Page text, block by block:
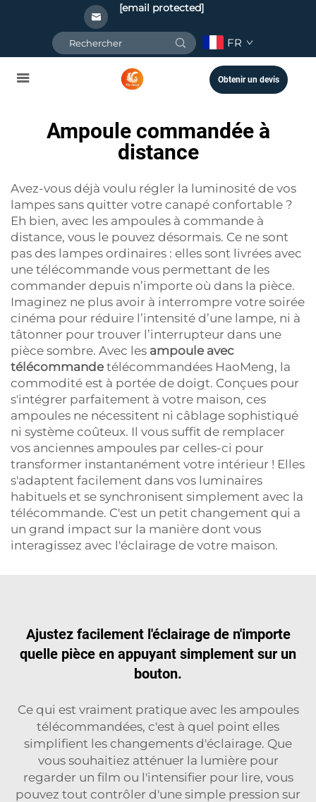
[email protected]
FR
Obtenir un devis
Ampoule commandée à
distance
Avez-vous déjà voulu régler la luminosité de vos
lampes sans quitter votre canapé confortable ?
Eh bien, avec les ampoules à commande à
distance, vous le pouvez désormais. Ce ne sont
pas des lampes ordinaires : elles sont livrées avec
une télécommande vous permettant de les
commander depuis n’importe où dans la pièce.
Imaginez ne plus avoir à interrompre votre soirée
cinéma pour réduire l’intensité d’une lampe, ni à
tâtonner pour trouver l’interrupteur dans une
pièce sombre. Avec les ampoule avec
télécommande télécommandées HaoMeng, la
commodité est à portée de doigt. Conçues pour
s'intégrer parfaitement à votre maison, ces
ampoules ne nécessitent ni câblage sophistiqué
ni système coûteux. Il vous suffit de remplacer
vos anciennes ampoules par celles-ci pour
transformer instantanément votre intérieur ! Elles
s'adaptent facilement dans vos luminaires
habituels et se synchronisent simplement avec la
télécommande. C'est un petit changement qui a
un grand impact sur la manière dont vous
interagissez avec l'éclairage de votre maison.
Ajustez facilement l'éclairage de n'importe
quelle pièce en appuyant simplement sur un
bouton.
Ce qui est vraiment pratique avec les ampoules
télécommandées, c'est à quel point elles
simplifient les changements d'éclairage. Que
vous souhaitiez atténuer la lumière pour
regarder un film ou l'intensifier pour lire, vous
pouvez tout contrôler d'une simple pression sur